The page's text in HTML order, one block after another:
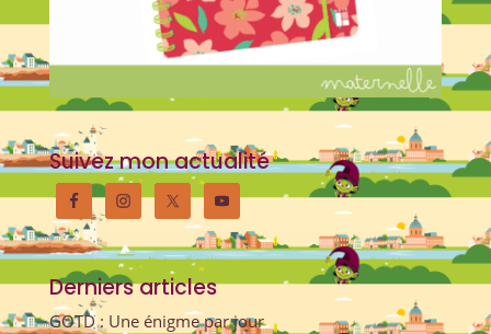
Suivez mon actualité
Derniers articles
GOTD : Une énigme par jour